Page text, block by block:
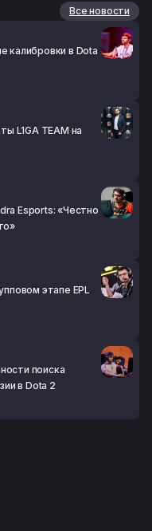
Все новости
калибровки в Dota
L1GA TEAM на
Esports: «Честно
этапе EPL
поиска
в Dota 2